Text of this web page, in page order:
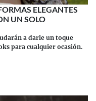
ELEGANTES
UN SOLO
a darle un toque
para cualquier ocasión.